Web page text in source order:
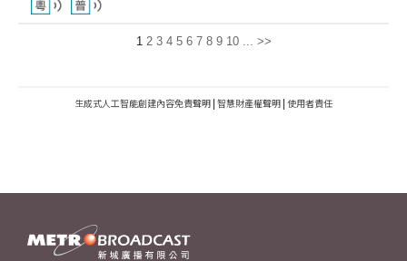
1 2 3 4 5 6 7 8 9 10 ... >>
生成式人工智能創建內容免責聲明 | 智慧財產權聲明 | 使用者責任